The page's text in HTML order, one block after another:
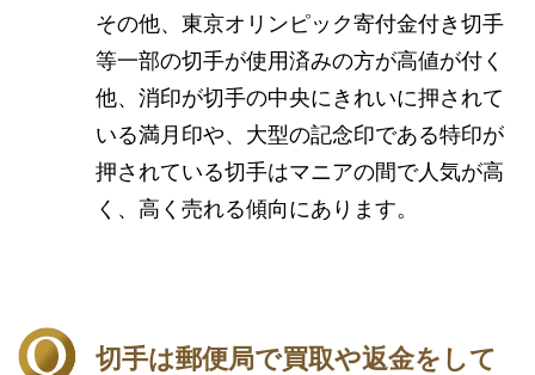
その他、東京オリンピック寄付金付き切手
等一部の切手が使用済みの方が高値が付く
他、消印が切手の中央にきれいに押されて
いる満月印や、大型の記念印である特印が
押されている切手はマニアの間で人気が高
く、高く売れる傾向にあります。
切手は郵便局で買取や返金をして